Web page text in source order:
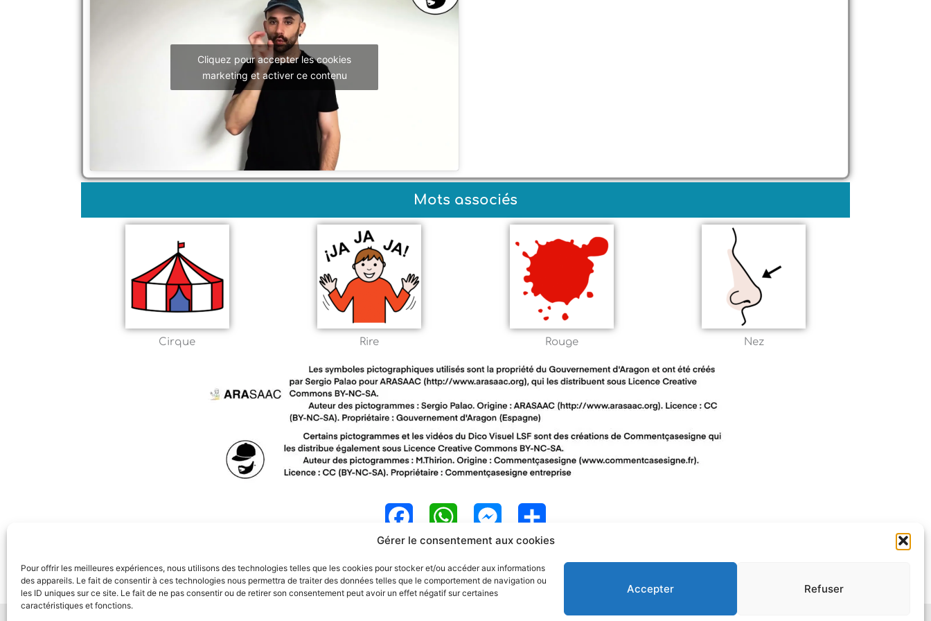
Gérer le consentement aux cookies
Pour offrir les meilleures expériences, nous utilisons des technologies telles que les cookies pour stocker et/ou accéder aux informations
des appareils. Le fait de consentir à ces technologies nous permettra de traiter des données telles que le comportement de navigation ou
les ID uniques sur ce site. Le fait de ne pas consentir ou de retirer son consentement peut avoir un effet négatif sur certaines
caractéristiques et fonctions.
Accepter Refuser
Cliquez pour accepter les cookies
marketing et activer ce contenu
Mots associés
Cirque Rire Rouge Nez
F
a
c
e
W
h
a
t
M
e
s
s
P
a
r